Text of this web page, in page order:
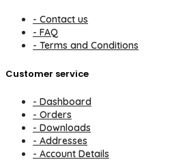
- Contact us
- FAQ
- Terms and Conditions
Customer service
- Dashboard
- Orders
- Downloads
- Addresses
- Account Details